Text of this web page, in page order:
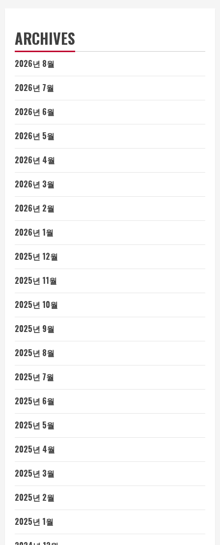
ARCHIVES
2026년 8월
2026년 7월
2026년 6월
2026년 5월
2026년 4월
2026년 3월
2026년 2월
2026년 1월
2025년 12월
2025년 11월
2025년 10월
2025년 9월
2025년 8월
2025년 7월
2025년 6월
2025년 5월
2025년 4월
2025년 3월
2025년 2월
2025년 1월